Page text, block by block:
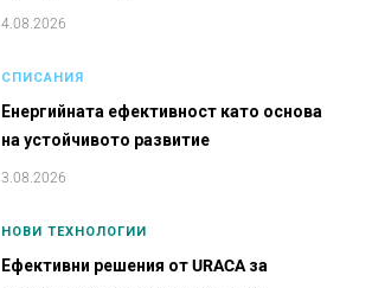
4.08.2026
СПИСАНИЯ
Енергийната ефективност като основа
на устойчивото развитие
3.08.2026
НОВИ ТЕХНОЛОГИИ
Ефективни решения от URACA за